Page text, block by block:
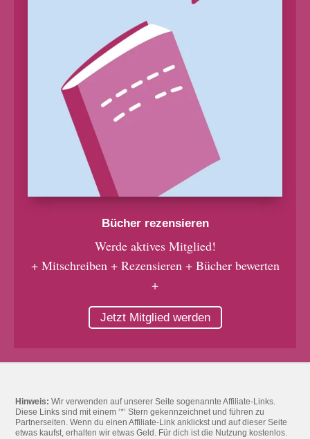
Bücher rezensieren
Werde aktives Mitglied!
+ Mitschreiben + Rezensieren + Bücher bewerten
+
Jetzt Mitglied werden
Hinweis: Wir verwenden auf unserer Seite sogenannte Affiliate-Links.
Diese Links sind mit einem ‘*‘ Stern gekennzeichnet und führen zu
Partnerseiten. Wenn du einen Affiliate-Link anklickst und auf dieser Seite
etwas kaufst, erhalten wir etwas Geld. Für dich ist die Nutzung kostenlos.